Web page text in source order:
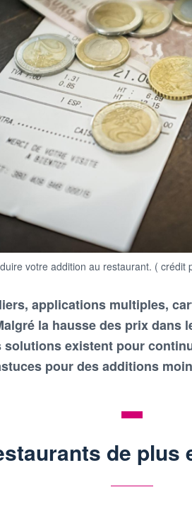
votre addition au restaurant. ( crédit
applications multiples,
la hausse des prix dans
solutions existent pour
pour des additions
de plus